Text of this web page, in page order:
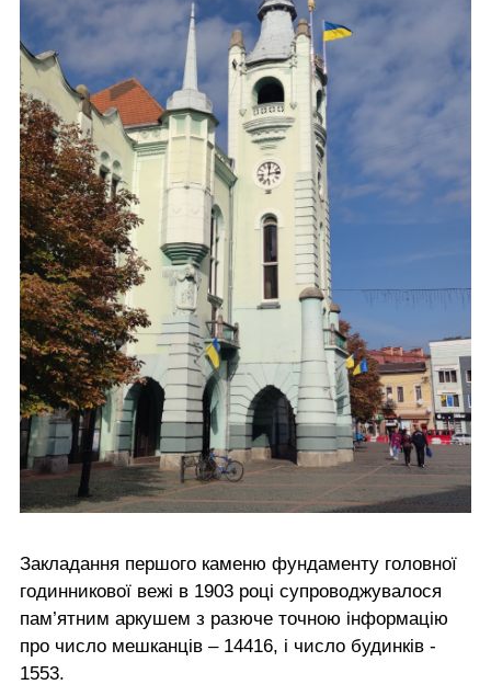
Закладання першого каменю фундаменту головної
годинникової вежі в 1903 році супроводжувалося
пам’ятним аркушем з разюче точною інформацію
про число мешканців – 14416, і число будинків -
1553.